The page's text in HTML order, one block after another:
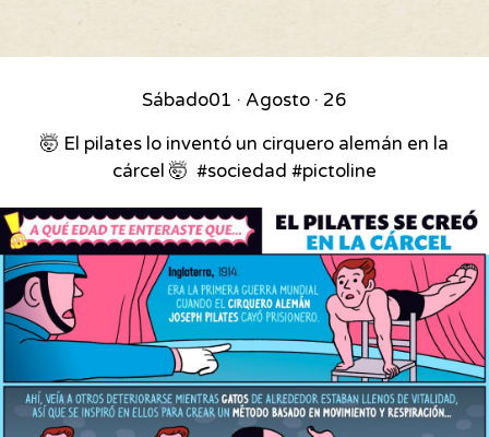
Sábado01 · Agosto · 26
🤯 El pilates lo inventó un cirquero alemán en la
cárcel 🤯⁣ ⁣ #sociedad #pictoline